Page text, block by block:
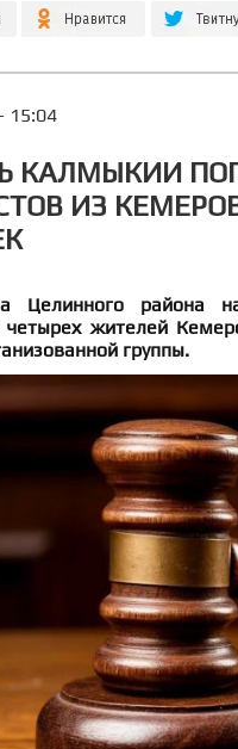
15:04
КАЛМЫКИИ
ИЗ
Целинного района
четырех жителей
группы.